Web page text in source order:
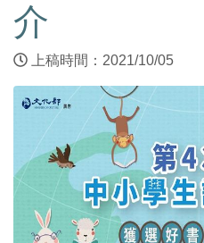
介
上稿時間：2021/10/05